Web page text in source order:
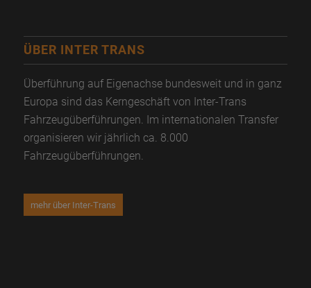
ÜBER INTER TRANS
Überführung auf Eigenachse bundesweit und in ganz
Europa sind das Kerngeschäft von Inter-Trans
Fahrzeugüberführungen. Im internationalen Transfer
organisieren wir jährlich ca. 8.000
Fahrzeugüberführungen.
mehr über Inter-Trans